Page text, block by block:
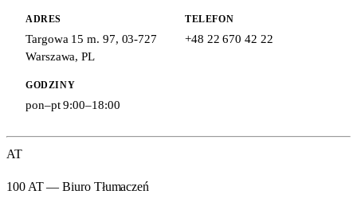
ADRES
Targowa 15 m. 97, 03-727
Warszawa,PL
TELEFON
+48 22 670 42 22
GODZINY
pon–pt 9:00–18:00
AT
100 AT — Biuro Tłumaczeń